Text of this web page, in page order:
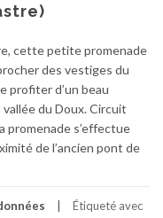
cette petite promenade
des vestiges du
profiter d’un beau
du Doux. Circuit
promenade s’effectue
de l’ancien pont de
Étiqueté avec